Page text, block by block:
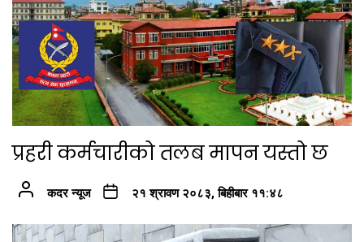
प्रहरी कर्मचारीको तलब मापन यस्तो छ
कदर न्यूज २१ श्रावण २०८३, बिहीबार ११:४८